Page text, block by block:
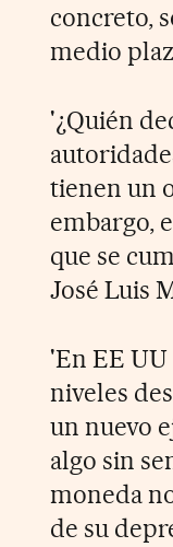
concreto,
medio
'¿Quién
tienen un
embargo,
que se
José Luis
'En EE
niveles
un nuevo
algo sin
moneda
de su